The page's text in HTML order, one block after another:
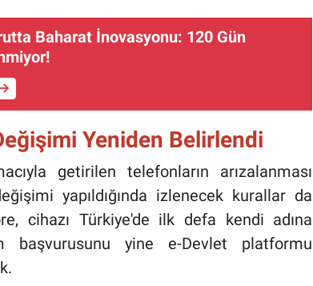
Baharat İnovasyonu: 120 Gün
Yeniden Belirlendi
getirilen telefonların arızalanması
yapıldığında izlenecek kurallar da
cihazı Türkiye'de ilk defa kendi adına
başvurusunu yine e-Devlet platformu